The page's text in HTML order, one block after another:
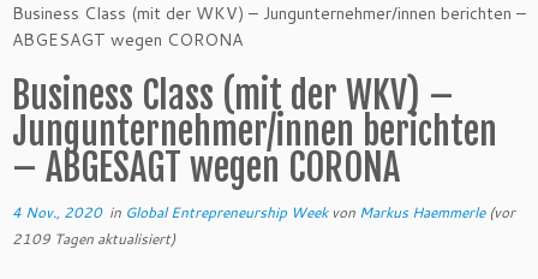
Business Class (mit der WKV) – Jungunternehmer/innen berichten –
ABGESAGT wegen CORONA
Business Class (mit der WKV) –
Jungunternehmer/innen berichten
– ABGESAGT wegen CORONA
4 Nov., 2020in Global Entrepreneurship Week von Markus Haemmerle(vor
2109 Tagen aktualisiert)